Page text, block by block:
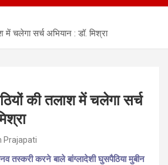
में चलेगा सर्च अभियान : डॉ. मिश्रा
की तलाश में चलेगा सर्च
Prajapati
करने बाले बांग्लादेशी घुसपैठिया मुबीन